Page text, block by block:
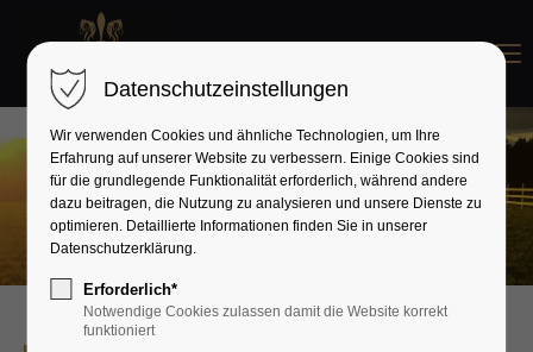
Datenschutzeinstellungen
Wir verwenden Cookies und ähnliche Technologien, um Ihre
Erfahrung auf unserer Website zu verbessern. Einige Cookies sind
für die grundlegende Funktionalität erforderlich, während andere
dazu beitragen, die Nutzung zu analysieren und unsere Dienste zu
optimieren. Detaillierte Informationen finden Sie in unserer
Datenschutzerklärung.
Erforderlich*
Notwendige Cookies zulassen damit die Website korrekt
funktioniert